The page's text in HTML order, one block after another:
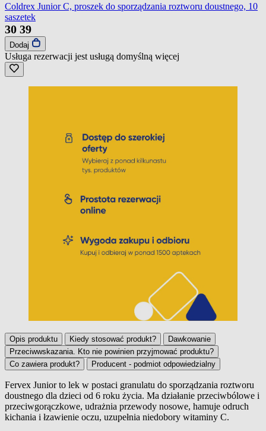
Coldrex Junior C, proszek do sporządzania roztworu doustnego, 10
saszetek
30 39
Dodaj
Usługa rezerwacji jest usługą domyślną więcej
Opis produktu Kiedy stosować produkt?
Dawkowanie
Przeciwwskazania. Kto nie powinien przyjmować produktu?
Co zawiera produkt?
Producent - podmiot odpowiedzialny
Opis produktu
Fervex Juniorto lek w postaci granulatu do sporządzania roztworu
doustnego dla dzieci od 6 roku życia. Ma działanie przeciwbólowe i
przeciwgorączkowe, udrażnia przewody nosowe, hamuje odruch
kichania i łzawienie oczu, uzupełnia niedobory witaminy C.